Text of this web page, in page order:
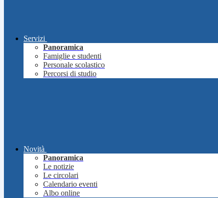
Servizi
Panoramica
Famiglie e studenti
Personale scolastico
Percorsi di studio
Novità
Panoramica
Le notizie
Le circolari
Calendario eventi
Albo online